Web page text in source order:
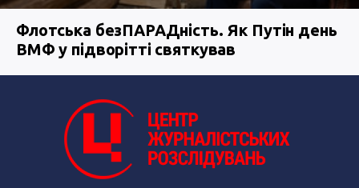
Флотська безПАРАДність. Як Путін день
ВМФ у підворітті святкував